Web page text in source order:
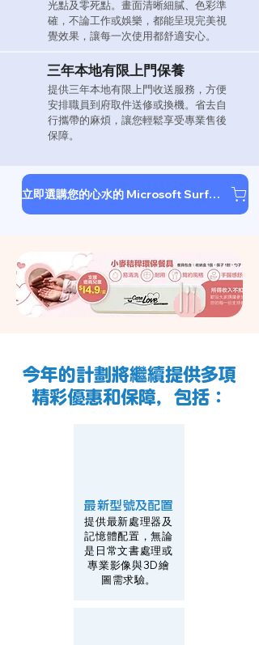
光點及零死點。畫面清晰細膩、色彩準
確，不論工作或娛樂，都能呈現完美視
覺效果，讓每一次使用都舒適安心。
三年本地有限上門保養
提供三年本地有限上門收送服務，方便
安排職員到府取件送修或換機。省去自
行攜帶的麻煩，讓您輕鬆享受專業售後
保障。
立即選購您的心水的 Microsoft Surface 手提電腦
今年的計劃將繼續提供多項
精彩優惠和保障，包括：
最新型號及配置
提供最新處理器及
記憶體配置，無論
是日常文書處理或
專業影像與3D繪
圖需求驗。